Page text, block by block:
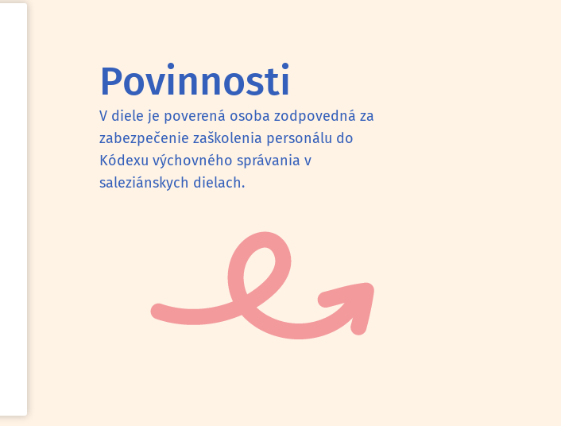
Povinnosti
V diele je poverená osoba zodpovedná za
zabezpečenie zaškolenia personálu do
Kódexu výchovného správania v
saleziánskych dielach.